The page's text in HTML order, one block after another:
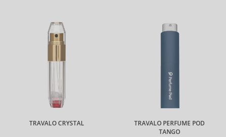
TRAVALO CRYSTAL
TRAVALO PERFUME POD
TANGO